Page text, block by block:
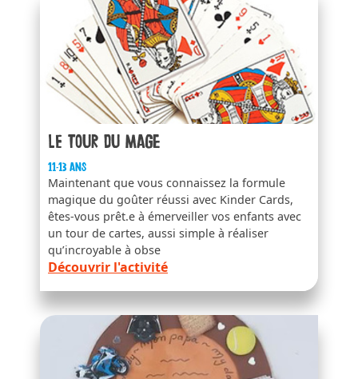
Le tour du mage
11-13 ans
Maintenant que vous connaissez la formule
magique du goûter réussi avec Kinder Cards,
êtes-vous prêt.e à émerveiller vos enfants avec
un tour de cartes, aussi simple à réaliser
qu’incroyable à obse
Découvrir l'activité